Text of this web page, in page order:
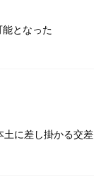
となった
土に差し掛かる交差